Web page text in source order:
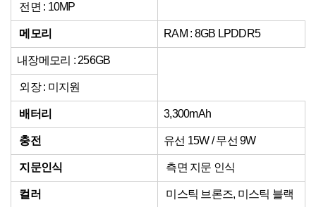
전면 : 10MP
메모리 RAM : 8GB LPDDR5
내장메모리 : 256GB
외장 : 미지원
배터리 3,300mAh
충전 유선 15W / 무선 9W
지문인식 측면 지문 인식
컬러 미스틱 브론즈, 미스틱 블랙